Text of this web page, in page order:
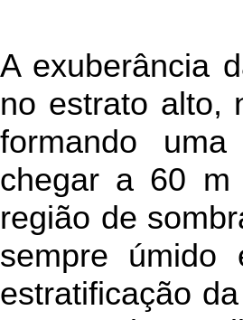
A exuberância
no estrato alto,
formando
chegar a 60 m
região de
sempre úmido
estratificação